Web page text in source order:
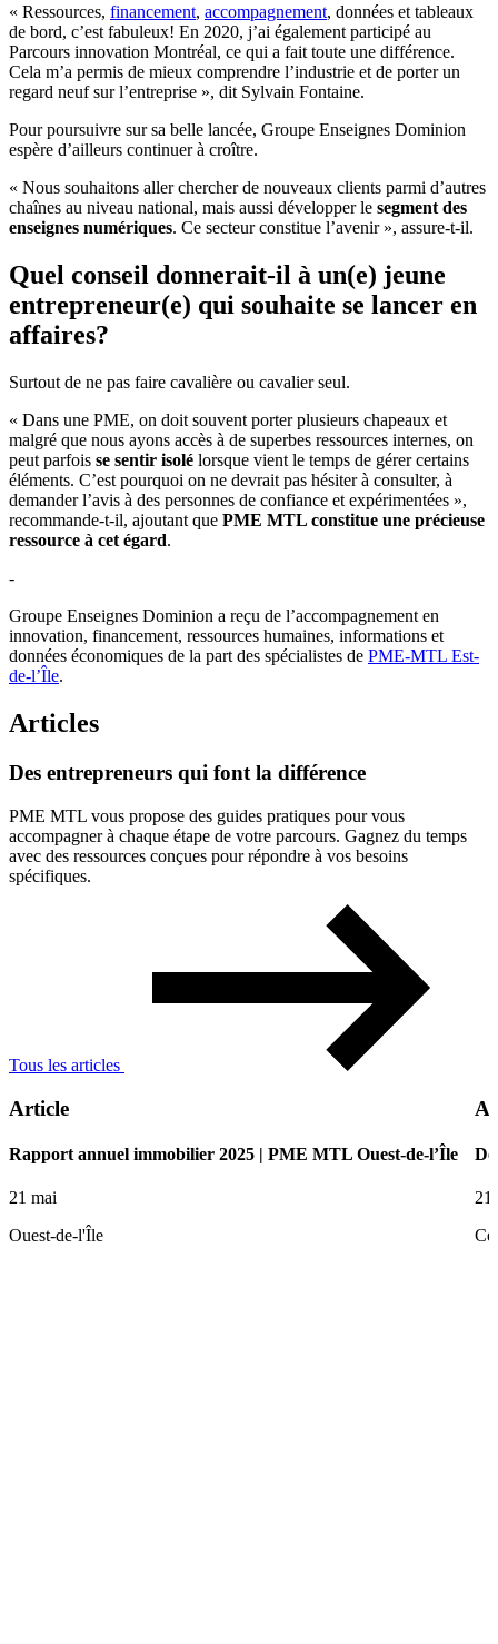
« Ressources, financement, accompagnement, données et tableaux
de bord, c’est fabuleux! En 2020, j’ai également participé au
Parcours innovation Montréal, ce qui a fait toute une différence.
Cela m’a permis de mieux comprendre l’industrie et de porter un
regard neuf sur l’entreprise », dit Sylvain Fontaine.
Pour poursuivre sur sa belle lancée, Groupe Enseignes Dominion
espère d’ailleurs continuer à croître.
« Nous souhaitons aller chercher de nouveaux clients parmi d’autres
chaînes au niveau national, mais aussi développer le segment des
enseignes numériques. Ce secteur constitue l’avenir », assure-t-il.
Quel conseil donnerait-il à un(e) jeune
entrepreneur(e) qui souhaite se lancer en
affaires?
Surtout de ne pas faire cavalière ou cavalier seul.
« Dans une PME, on doit souvent porter plusieurs chapeaux et
malgré que nous ayons accès à de superbes ressources internes, on
peut parfois se sentir isolé lorsque vient le temps de gérer certains
éléments. C’est pourquoi on ne devrait pas hésiter à consulter, à
demander l’avis à des personnes de confiance et expérimentées »,
recommande-t-il, ajoutant que PME MTL constitue une précieuse
ressource à cet égard.
-
Groupe Enseignes Dominion a reçu de l’accompagnement en
innovation, financement, ressources humaines, informations et
données économiques de la part des spécialistes de PME-MTL Est-
de-l’Île.
Articles
Des entrepreneurs qui font la différence
PME MTL vous propose des guides pratiques pour vous
accompagner à chaque étape de votre parcours. Gagnez du temps
avec des ressources conçues pour répondre à vos besoins
spécifiques.
Tous les articles
Article
Rapport annuel immobilier 2025 | PME MTL Ouest-de-l’Île
21 mai
Ouest-de-l'Île
21